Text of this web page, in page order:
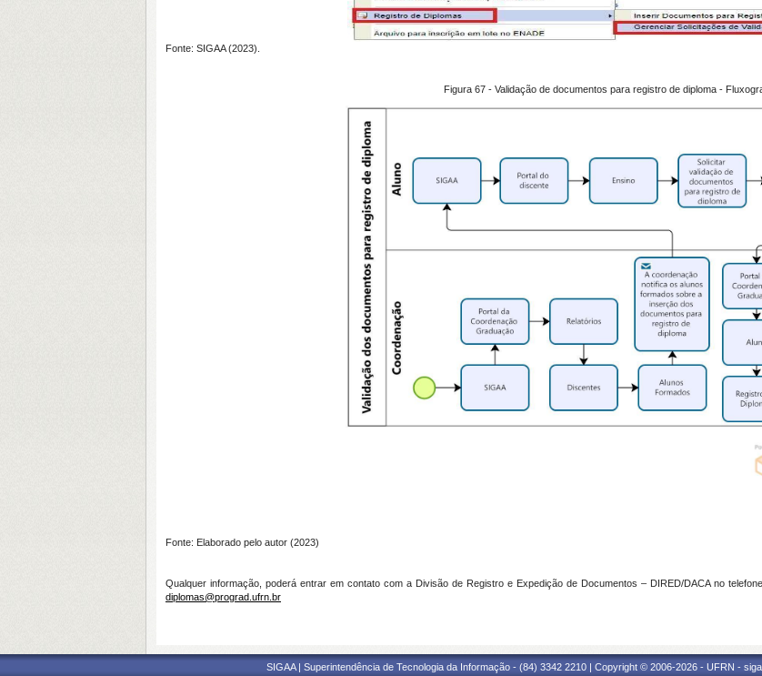
Fonte: SIGAA (2023).
Figura 67 - Validação de documentos para registro de diploma -
Fonte: Elaborado pelo autor (2023)
Qualquer informação, poderá entrar em contato com a Divisão de Registro e Expedição de Documentos – DIRED/DACA no
diplomas@prograd.ufrn.br
SIGAA | Superintendência de Tecnologia da Informação - (84) 3342 2210 | Copyright © 2006-2026 - UFRN -